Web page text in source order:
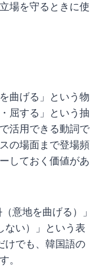
場を守るときに使
曲げる」という物
屈する」という抽
活用できる動詞で
の場面まで登場頻
しておく価値があ
意地を曲げる）」
ない）」という表
けでも、韓国語の
。